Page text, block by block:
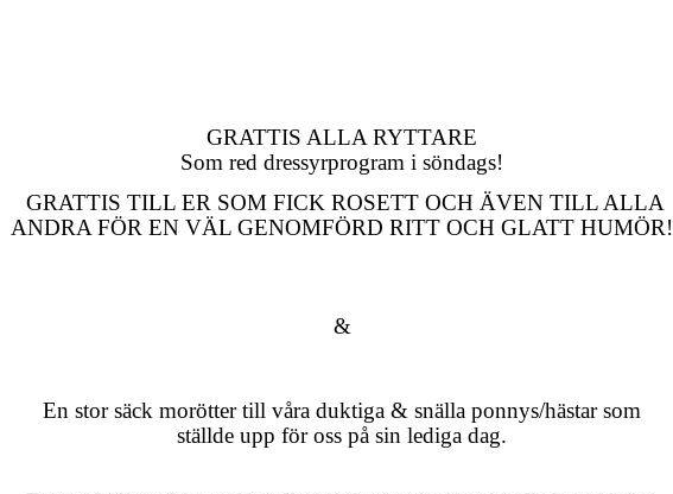
GRATTIS ALLA RYTTARE
Som red dressyrprogram i söndags!
GRATTIS TILL ER SOM FICK ROSETT OCH ÄVEN TILL ALLA
ANDRA FÖR EN VÄL GENOMFÖRD RITT OCH GLATT HUMÖR!
&
En stor säck morötter till våra duktiga & snälla ponnys/hästar som
ställde upp för oss på sin lediga dag.